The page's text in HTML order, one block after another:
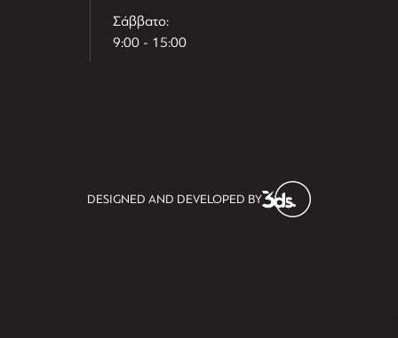
Σάββατο:
9:00 - 15:00
DESIGNED AND DEVELOPED BY